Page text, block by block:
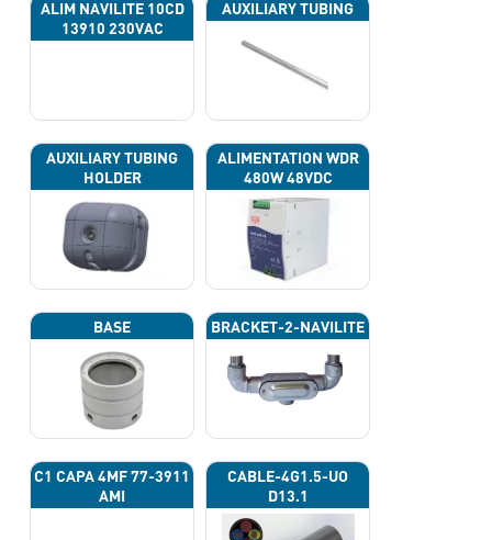
ALIM NAVILITE 10CD
13910 230VAC
AUXILIARY TUBING
AUXILIARY TUBING
HOLDER
ALIMENTATION WDR
480W 48VDC
BASE BRACKET-2-NAVILITE
C1 CAPA 4ΜF 77-3911
AMI
CABLE-4G1.5-UO
D13.1